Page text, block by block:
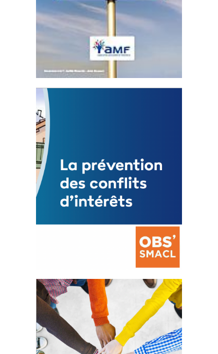
Statut de l’élu local
3 avril 2024
Mise à jour avril 2024
FEUILLETER
La prévention des conflits
d’intérêts
18 septembre 2023
FEUILLETER